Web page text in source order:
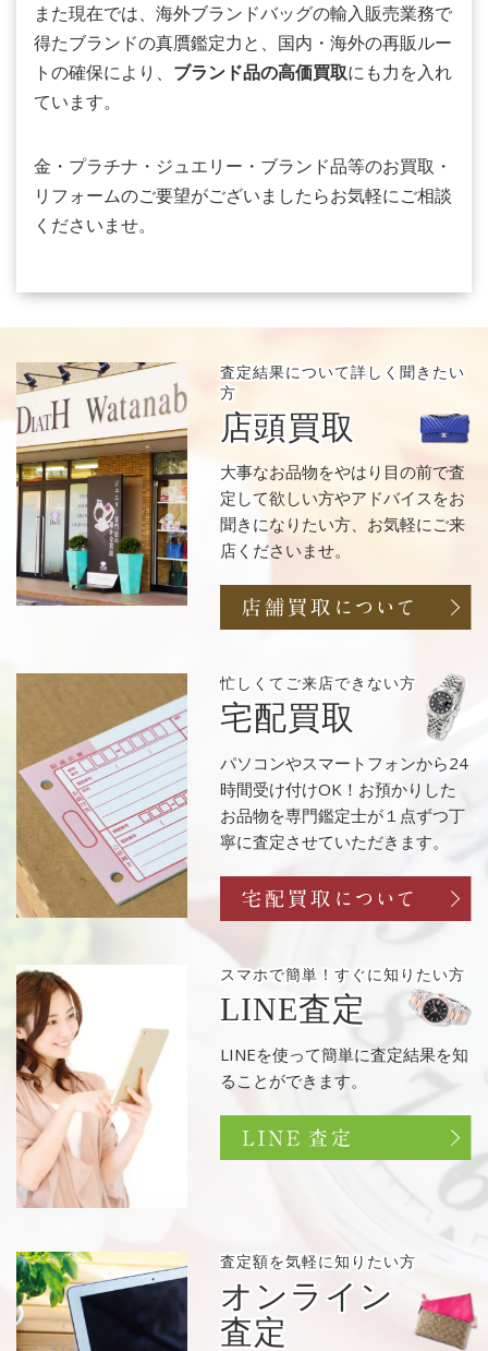
また現在では、海外ブランドバッグの輸入販売業務で
得たブランドの真贋鑑定力と、国内・海外の再販ルー
トの確保により、 ブランド品の高価買取にも力を入れ
ています。
金・プラチナ・ジュエリー・ブランド品等のお買取・
リフォームのご要望がございましたらお気軽にご相談
くださいませ。
査定結果について詳しく聞きたい
方
店頭買取
大事なお品物をやはり目の前で査
定して欲しい方やアドバイスをお
聞きになりたい方、お気軽にご来
店くださいませ。
忙しくてご来店できない方
宅配買取
パソコンやスマートフォンから24
時間受け付けOK！お預かりした
お品物を専門鑑定士が１点ずつ丁
寧に査定させていただきます。
スマホで簡単！ すぐに知りたい方
LINE査定
LINEを使って簡単に査定結果を知
ることができます。
査定額を気軽に知りたい方
オンライン
査定